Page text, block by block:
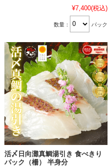
¥7,400(税込)
数量： パック
活〆日向灘真鯛湯引き 食べきり
パック（柵） 半身分